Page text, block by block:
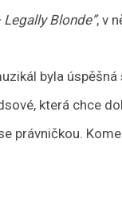
Legally Blonde”, v
byla
která chce
právničkou.